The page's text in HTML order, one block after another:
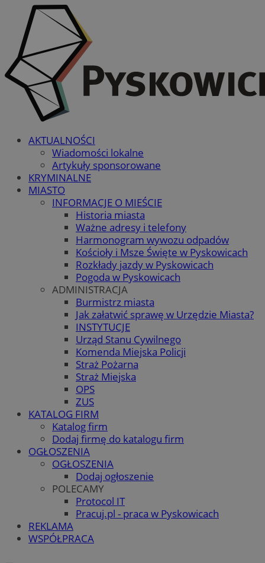
AKTUALNOŚCI
Wiadomości lokalne
Artykuły sponsorowane
KRYMINALNE
MIASTO
INFORMACJE O MIEŚCIE
Historia miasta
Ważne adresy i telefony
Harmonogram wywozu odpadów
Kościoły i Msze Święte w Pyskowicach
Rozkłady jazdy w Pyskowicach
Pogoda w Pyskowicach
ADMINISTRACJA
Burmistrz miasta
Jak załatwić sprawę w Urzędzie Miasta?
INSTYTUCJE
Urząd Stanu Cywilnego
Komenda Miejska Policji
Straż Pożarna
Straż Miejska
OPS
ZUS
KATALOG FIRM
Katalog firm
Dodaj firmę do katalogu firm
OGŁOSZENIA
OGŁOSZENIA
Dodaj ogłoszenie
POLECAMY
Protocol IT
Pracuj.pl - praca w Pyskowicach
REKLAMA
WSPÓŁPRACA